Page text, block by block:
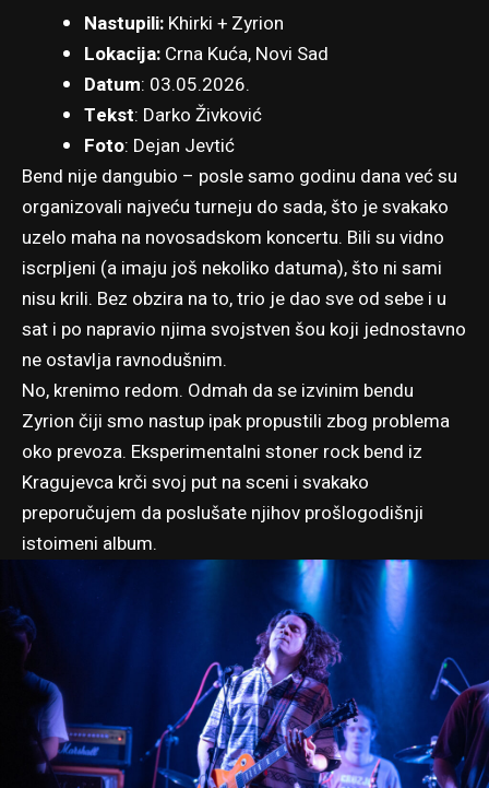
Nastupili:Khirki + Zyrion
Lokacija:Crna Kuća, Novi Sad
Datum: 03.05.2026.
Tekst: Darko Živković
Foto: Dejan Jevtić
Bend nije dangubio – posle samo godinu dana već su
organizovali najveću turneju do sada, što je svakako
uzelo maha na novosadskom koncertu. Bili su vidno
iscrpljeni (a imaju još nekoliko datuma), što ni sami
nisu krili. Bez obzira na to, trio je dao sve od sebe i u
sat i po napravio njima svojstven šou koji jednostavno
ne ostavlja ravnodušnim.
No, krenimo redom. Odmah da se izvinim bendu
Zyrion čiji smo nastup ipak propustili zbog problema
oko prevoza. Eksperimentalni stoner rock bend iz
Kragujevca krči svoj put na sceni i svakako
preporučujem da poslušate njihov prošlogodišnji
istoimeni album.